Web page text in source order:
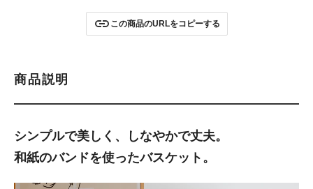
この商品のURLをコピーする
商品説明
シンプルで美しく、しなやかで丈夫。
和紙のバンドを使ったバスケット。